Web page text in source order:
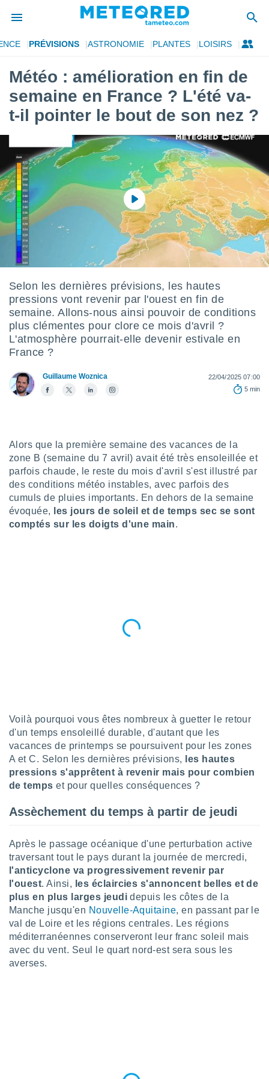
de
a
par
des
Vous
les
des
par le
de
à vous
des
de très
ainsi
un
la
en
de
à
le
ET
CONTINUER
PARAMÈTRES
PRÉVISIONS ASTRONOMIE PLANTES LOISIRS
Météo : amélioration en fin de
semaine en France ? L'été va-
t-il pointer le bout de son nez ?
Selon les dernières prévisions, les hautes
pressions vont revenir par l'ouest en fin de
semaine. Allons-nous ainsi pouvoir de conditions
plus clémentes pour clore ce mois d'avril ?
L'atmosphère pourrait-elle devenir estivale en
France ?
Guillaume Woznica
22/04/2025 07:00
5 min
Alors que la première semaine des vacances de la
zone B (semaine du 7 avril) avait été très ensoleillée et
parfois chaude, le reste du mois d'avril s'est illustré par
des conditions météo instables, avec parfois des
cumuls de pluies importants. En dehors de la semaine
évoquée,
les jours de soleil et de temps sec se sont
comptés sur les doigts d'une main.
Voilà pourquoi vous êtes nombreux à guetter le retour
d'un temps ensoleillé durable, d'autant que les
vacances de printemps se poursuivent pour les zones
A et C. Selon les dernières prévisions,
les hautes
pressions s'apprêtent à revenir mais pour combien
de tempset pour quelles conséquences ?
Assèchement du temps à partir de jeudi
Après le passage océanique d'une perturbation active
traversant tout le pays durant la journée de mercredi,
l'anticyclone va progressivement revenir par
l'ouest. Ainsi, les éclaircies s'annoncent belles et de
plus en plus larges jeudi depuis les côtes de la
Manche jusqu'en Nouvelle-Aquitaine, en passant par le
val de Loire et les régions centrales. Les régions
méditerranéennes conserveront leur franc soleil mais
avec du vent. Seul le quart nord-est sera sous les
averses.